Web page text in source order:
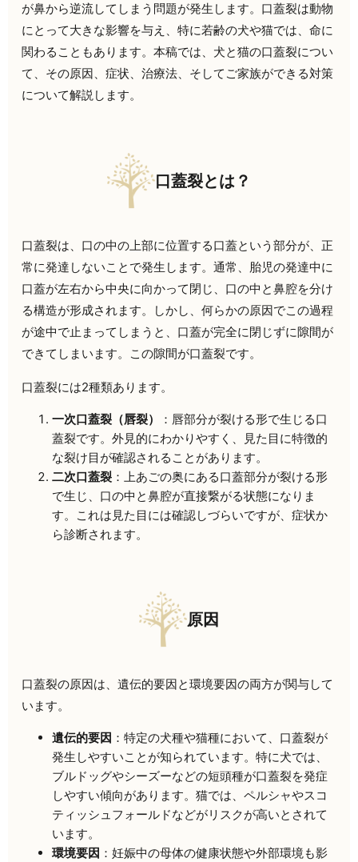
が鼻から逆流してしまう問題が発生します。口蓋裂は動物
にとって大きな影響を与え、特に若齢の犬や猫では、命に
関わることもあります。本稿では、犬と猫の口蓋裂につい
て、その原因、症状、治療法、そしてご家族ができる対策
について解説します。
口蓋裂とは？
口蓋裂は、口の中の上部に位置する口蓋という部分が、正
常に発達しないことで発生します。通常、胎児の発達中に
口蓋が左右から中央に向かって閉じ、口の中と鼻腔を分け
る構造が形成されます。しかし、何らかの原因でこの過程
が途中で止まってしまうと、口蓋が完全に閉じずに隙間が
できてしまいます。この隙間が口蓋裂です。
口蓋裂には2種類あります。
一次口蓋裂（唇裂）
：唇部分が裂ける形で生じる口
蓋裂です。外見的にわかりやすく、見た目に特徴的
な裂け目が確認されることがあります。
二次口蓋裂：上あごの奥にある口蓋部分が裂ける形
で生じ、口の中と鼻腔が直接繋がる状態になりま
す。これは見た目には確認しづらいですが、症状か
ら診断されます。
原因
口蓋裂の原因は、遺伝的要因と環境要因の両方が関与して
います。
遺伝的要因 ：特定の犬種や猫種において、口蓋裂が
発生しやすいことが知られています。特に犬では、
ブルドッグやシーズーなどの短頭種が口蓋裂を発症
しやすい傾向があります。猫では、ペルシャやスコ
ティッシュフォールドなどがリスクが高いとされて
います。
環境要因 ：妊娠中の母体の健康状態や外部環境も影